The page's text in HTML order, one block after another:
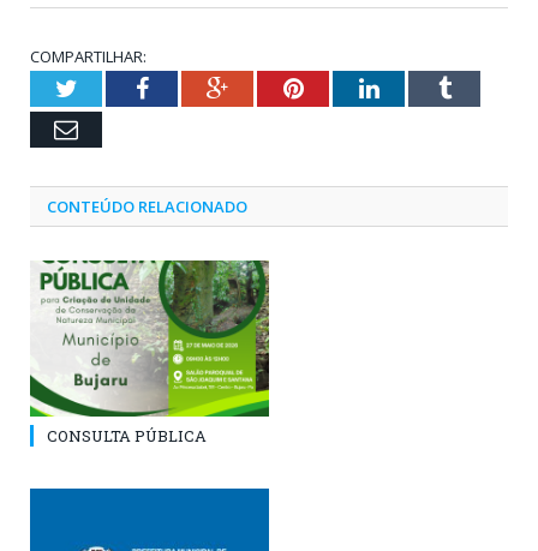
COMPARTILHAR:
TwitterFacebookGoogle+PinterestLinkedInTumblr
Email
CONTEÚDO RELACIONADO
CONSULTA PÚBLICA